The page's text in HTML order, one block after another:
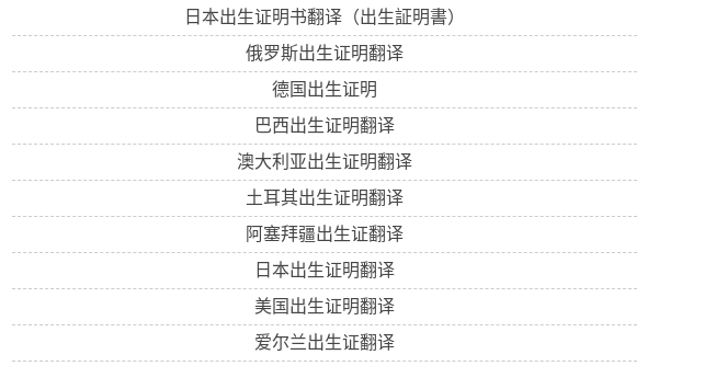
日本出生证明书翻译（出生証明書）
俄罗斯出生证明翻译
德国出生证明
巴西出生证明翻译
澳大利亚出生证明翻译
土耳其出生证明翻译
阿塞拜疆出生证翻译
日本出生证明翻译
美国出生证明翻译
爱尔兰出生证翻译